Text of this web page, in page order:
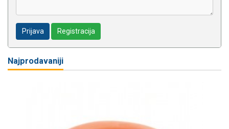
Prijava Registracija
Najprodavaniji